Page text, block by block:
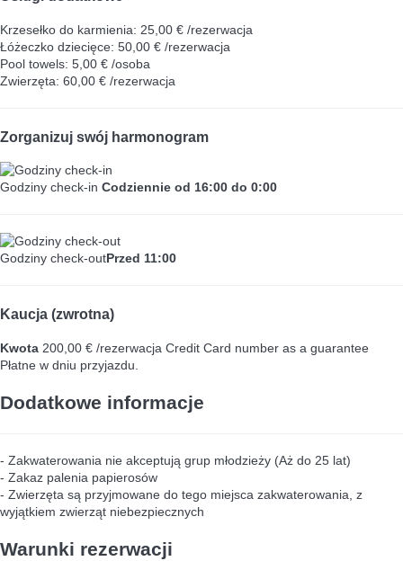
Krzesełko do karmienia: 25,00 € /rezerwacja
Łóżeczko dziecięce: 50,00 € /rezerwacja
Pool towels: 5,00 € /osoba
Zwierzęta: 60,00 € /rezerwacja
Zorganizuj swój harmonogram
Godziny check-in Codziennie od 16:00 do 0:00
Godziny check-outPrzed 11:00
Kaucja (zwrotna)
Kwota 200,00 € /rezerwacja Credit Card number as a guarantee
Płatne w dniu przyjazdu.
Dodatkowe informacje
- Zakwaterowania nie akceptują grup młodzieży (Aż do 25 lat)
- Zakaz palenia papierosów
- Zwierzęta są przyjmowane do tego miejsca zakwaterowania, z
wyjątkiem zwierząt niebezpiecznych
Warunki rezerwacji